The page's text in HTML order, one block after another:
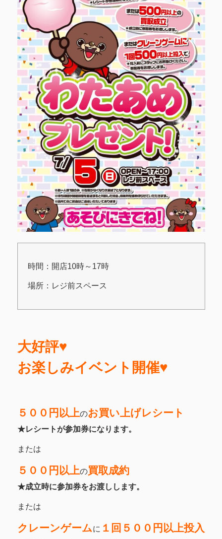
時間：開店10時～17時
場所：レジ前スペース
大好評♥
お楽しみイベント開催♥
５００円以上のお買い上げレシート
★レシートが参加券になります。
または
５００円以上の買取成約
★成立時に参加券をお渡しします。
または
クレーンゲームに １回５００円以上投入